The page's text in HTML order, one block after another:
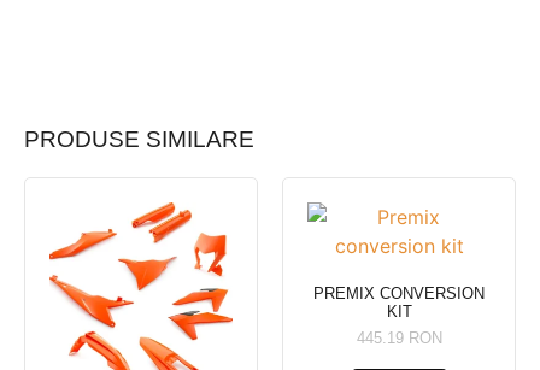
PRODUSE SIMILARE
PREMIX CONVERSION
KIT
445.19 RON